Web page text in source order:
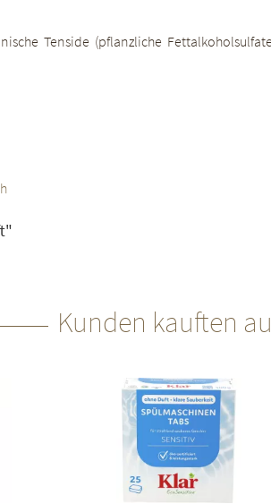
Tenside (pflanzliche
Kunden kauften